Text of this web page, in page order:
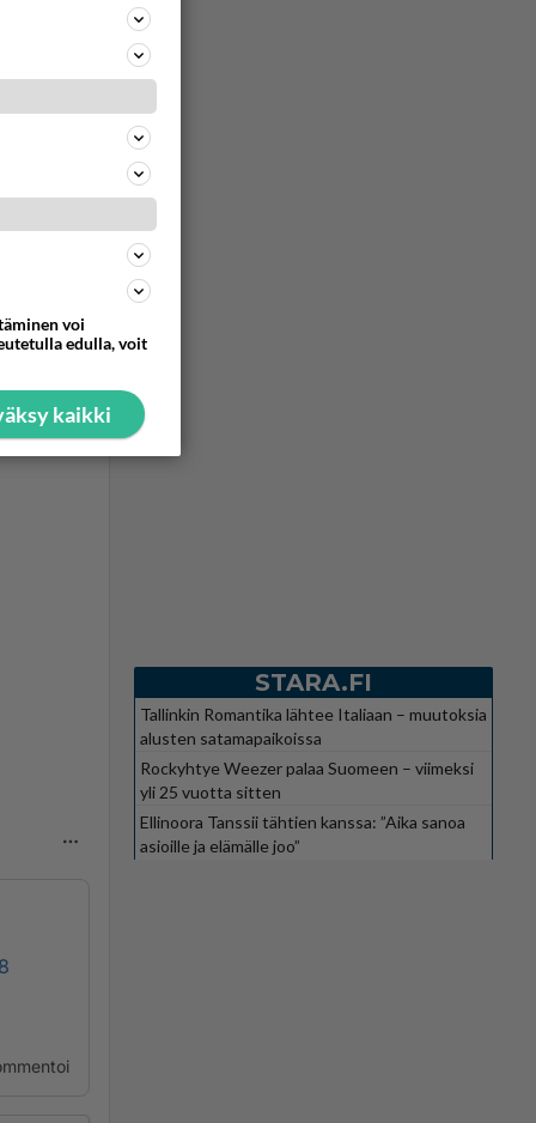
STARA.FI
Tallinkin Romantika lähtee Italiaan – muutoksia
alusten satamapaikoissa
Rockyhtye Weezer palaa Suomeen – viimeksi
yli 25 vuotta sitten
Ellinoora Tanssii tähtien kanssa: ”Aika sanoa
asioille ja elämälle joo”
voi
edulla, voit
kaikki